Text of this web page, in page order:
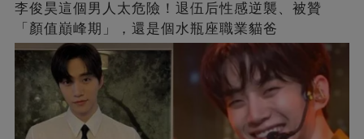
李俊昊這個男人太危險！退伍后性感逆襲、被贊
「顏值巔峰期」，還是個水瓶座職業貓爸